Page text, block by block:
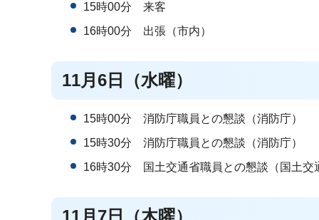
15時00分 来客
16時00分 出張（市内）
11月6日（水曜）
15時00分 消防庁職員との懇談（消防庁）
15時30分 消防庁職員との懇談（消防庁）
16時30分 国土交通省職員との懇談（国土交
11月7日（木曜）